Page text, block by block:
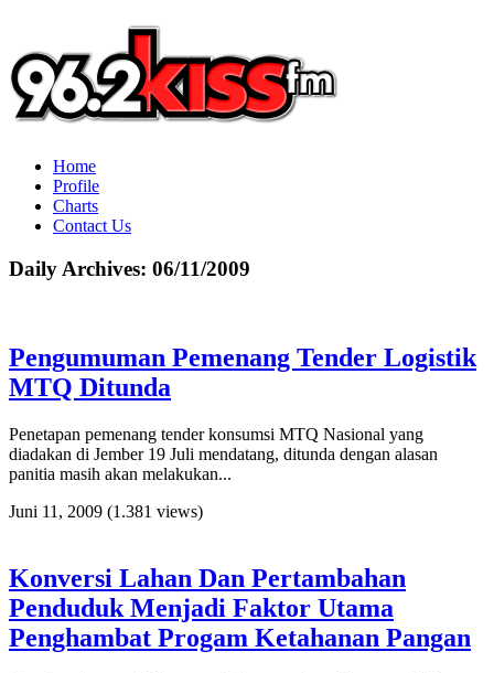
Home
Profile
Charts
Contact Us
Daily Archives: 06/11/2009
Pengumuman Pemenang Tender Logistik
MTQ Ditunda
Penetapan pemenang tender konsumsi MTQ Nasional yang
diadakan di Jember 19 Juli mendatang, ditunda dengan alasan
panitia masih akan melakukan...
Juni 11, 2009 (1.381 views)
Konversi Lahan Dan Pertambahan
Penduduk Menjadi Faktor Utama
Penghambat Progam Ketahanan Pangan